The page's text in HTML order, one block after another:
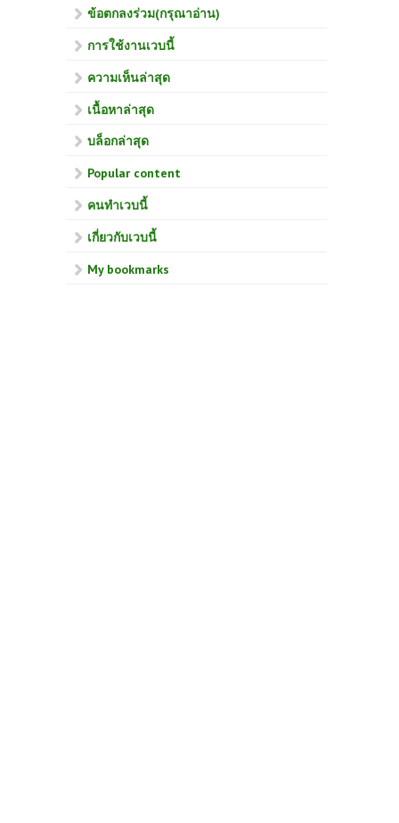
ข้อตกลงร่วม(กรุณาอ่าน)
การใช้งานเวบนี้
ความเห็นล่าสุด
เนื้อหาล่าสุด
บล็อกล่าสุด
Popular content
คนทำเวบนี้
เกี่ยวกับเวบนี้
My bookmarks